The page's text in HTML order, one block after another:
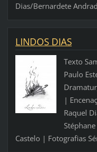
Dias/Bernardete
LINDOS DIAS
Texto
Paulo
|
Raquel
Castelo | Fotografias